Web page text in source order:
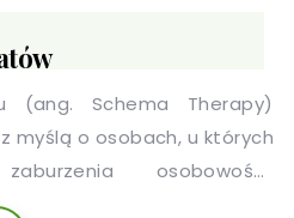
lub sadowego – jako
o czyn karalny, ofiara
świadek zdarzeń
(ang. Schema Therapy)
myślą o osobach, u których
osobowości,
także z przewlekłymi